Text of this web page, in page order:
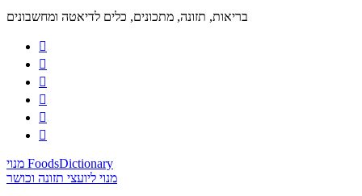
בריאות, תזונה, מתכונים, כלים לדיאטה ומחשבונים






מנוי FoodsDictionary
מנוי ליועצי תזונה וכושר